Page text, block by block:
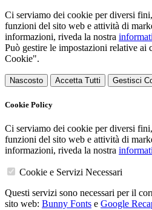
Ci serviamo dei cookie per diversi
funzioni del sito web e attività di
informazioni, riveda la nostra
Può gestire le impostazioni relative ai
Cookie".
Nascosto Accetta Tutti Gestisci
Cookie Policy
Ci serviamo dei cookie per diversi
funzioni del sito web e attività di
informazioni, riveda la nostra
Cookie e Servizi Necessari
Questi servizi sono necessari per il
sito web: Bunny Fonts e Google